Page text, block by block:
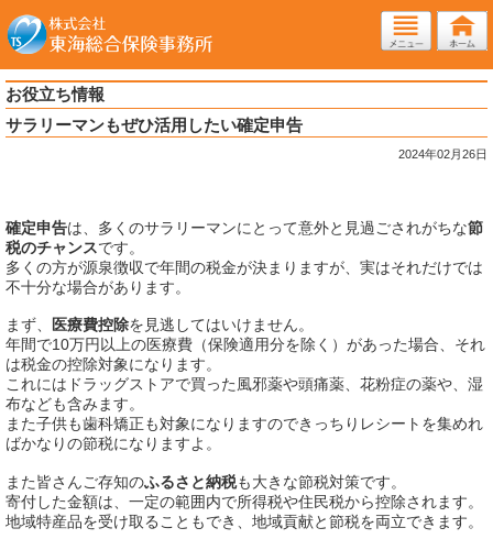
お役立ち情報
サラリーマンもぜひ活用したい確定申告
2024年02月26日
確定申告は、多くのサラリーマンにとって意外と見過ごされがちな節
税のチャンスです。
多くの方が源泉徴収で年間の税金が決まりますが、実はそれだけでは
不十分な場合があります。
まず、 医療費控除を見逃してはいけません。
年間で10万円以上の医療費（保険適用分を除く）があった場合、それ
は税金の控除対象になります。
これにはドラッグストアで買った風邪薬や頭痛薬、花粉症の薬や、湿
布なども含みます。
また子供も歯科矯正も対象になりますのできっちりレシートを集めれ
ばかなりの節税になりますよ。
また皆さんご存知のふるさと納税も大きな節税対策です。
寄付した金額は、一定の範囲内で所得税や住民税から控除されます。
地域特産品を受け取ることもでき、地域貢献と節税を両立できます。